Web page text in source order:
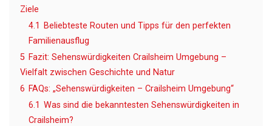
Ziele
4.1
Beliebteste Routen und Tipps für den perfekten
Familienausflug
5 Fazit: Sehenswürdigkeiten Crailsheim Umgebung –
Vielfalt zwischen Geschichte und Natur
6 FAQs: „Sehenswürdigkeiten – Crailsheim Umgebung“
6.1 Was sind die bekanntesten Sehenswürdigkeiten in
Crailsheim?